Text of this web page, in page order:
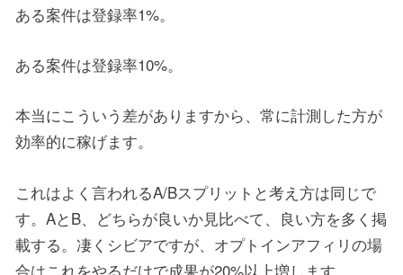
ある案件は登録率1%。
ある案件は登録率10%。
本当にこういう差がありますから、常に計測した方が
効率的に稼げます。
これはよく言われるA/Bスプリットと考え方は同じで
す。AとB、どちらが良いか見比べて、良い方を多く掲
載する。凄くシビアですが、オプトインアフィリの場
合はこれをやるだけで成果が20%以上増します。